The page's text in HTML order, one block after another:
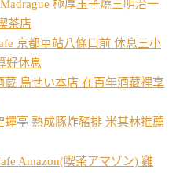
極厚玉子燒三明治一
茶店
京都車站八條口前 休息三小
好休息
蔵 鳥せい本店 在百年酒藏裡享
蟬亭 熟成豚炸豬排 米其林推薦
Amazon(喫茶アマゾン) 雞